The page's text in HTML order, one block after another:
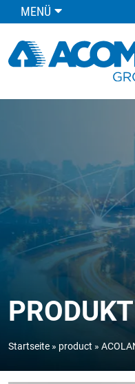
MENÜ
PRODUKT
Startseite product